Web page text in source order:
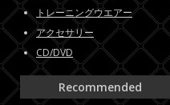
トレーニングウエアー
アクセサリー
CD/DVD
Recommended